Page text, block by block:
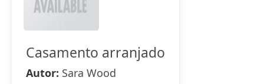
Casamento arranjado
Autor: Sara Wood